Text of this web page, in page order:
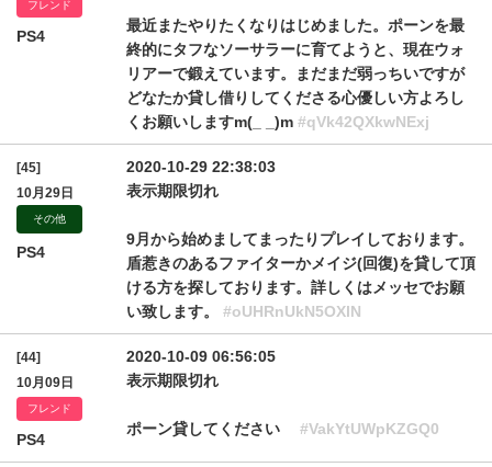
フレンド
PS4
最近またやりたくなりはじめました。ポーンを最
終的にタフなソーサラーに育てようと、現在ウォ
リアーで鍛えています。まだまだ弱っちいですが
どなたか貸し借りしてくださる心優しい方よろし
くお願いしますm(_ _)m #qVk42QXkwNExj
[45]
10月29日
その他
PS4
2020-10-29 22:38:03
表示期限切れ
9月から始めましてまったりプレイしております。
盾惹きのあるファイターかメイジ(回復)を貸して頂
ける方を探しております。詳しくはメッセでお願
い致します。 #oUHRnUkN5OXlN
[44]
10月09日
フレンド
PS4
2020-10-09 06:56:05
表示期限切れ
ポーン貸してください #VakYtUWpKZGQ0